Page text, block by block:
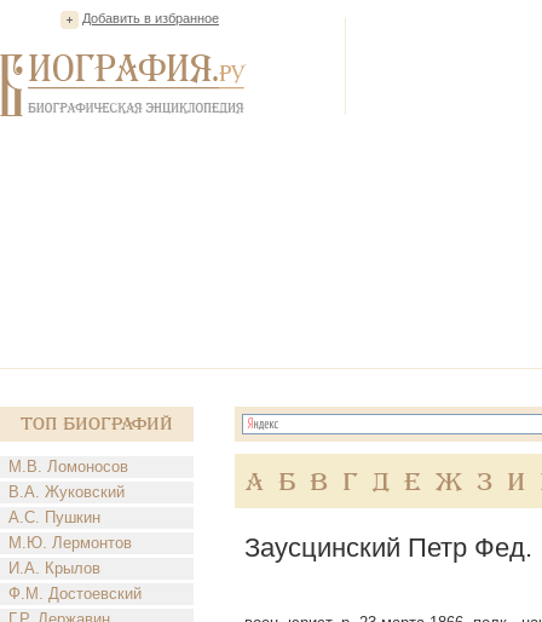
Добавить в избранное
Топ Биографий
М.В. Ломоносов
В.А. Жуковский
А.С. Пушкин
М.Ю. Лермонтов
И.А. Крылов
Ф.М. Достоевский
А Б В Г Д Е Ж З И
Заусцинский Петр Фед.